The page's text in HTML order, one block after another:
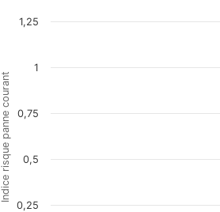
Indice risque panne courant
0,25
0,5
0,75
1
1,25